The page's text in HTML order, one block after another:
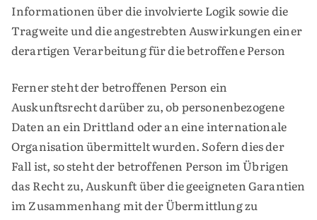
Informationen über die involvierte Logik sowie die
Tragweite und die angestrebten Auswirkungen einer
derartigen Verarbeitung für die betroffene Person
Ferner steht der betroffenen Person ein
Auskunftsrecht darüber zu, ob personenbezogene
Daten an ein Drittland oder an eine internationale
Organisation übermittelt wurden. Sofern dies der
Fall ist, so steht der betroffenen Person im Übrigen
das Recht zu, Auskunft über die geeigneten Garantien
im Zusammenhang mit der Übermittlung zu